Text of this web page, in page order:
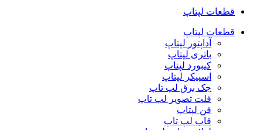
قطعات لپتاپ
قطعات لپتاپ
آداپتور لپتاپ
باتری لپتاپ
کیبورد لپتاپ
اسپیکر لپتاپ
جک برق لپ تاپ
فلت تصویر لپ تاپ
فن لپتاپ
قاب لپ تاپ